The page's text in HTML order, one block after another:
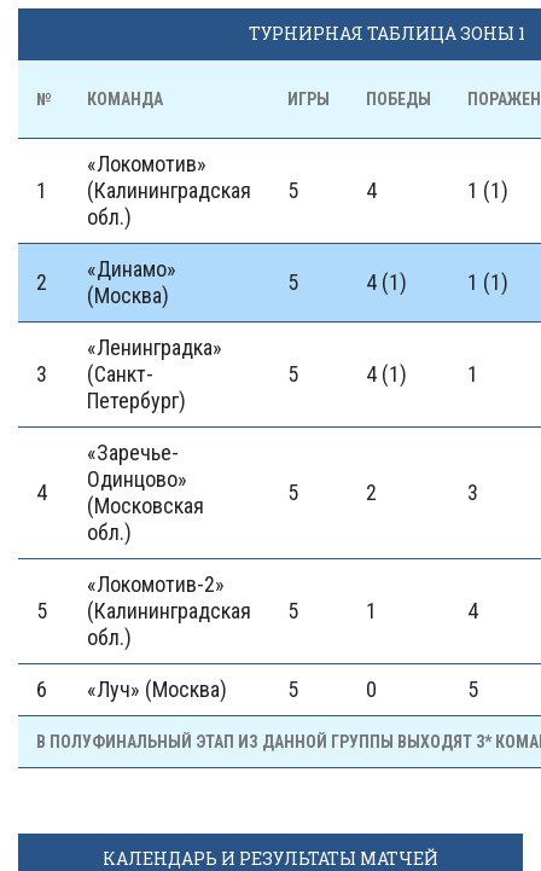
ТУРНИРНАЯ ТАБЛИЦА ЗОНЫ 1
№ КОМАНДА ИГРЫ ПОБЕДЫ
1
«Локомотив»
(Калининградская
обл.)
5 4 1 (1)
2
«Динамо»
(Москва)
5 4 (1) 1 (1)
3
«Ленинградка»
(Санкт-
Петербург)
5 4 (1) 1
4
«Заречье-
Одинцово»
(Московская
обл.)
5 2 3
5
«Локомотив-2»
(Калининградская
обл.)
5 1 4
6 «Луч» (Москва) 5 0 5
В ПОЛУФИНАЛЬНЫЙ ЭТАП ИЗ ДАННОЙ ГРУППЫ ВЫХОДЯТ 3*
КАЛЕНДАРЬ И РЕЗУЛЬТАТЫ МАТЧЕЙ